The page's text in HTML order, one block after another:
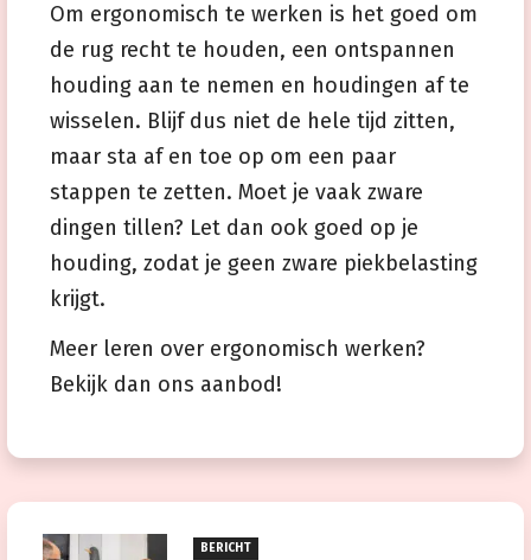
Om ergonomisch te werken is het goed om
de rug recht te houden, een ontspannen
houding aan te nemen en houdingen af te
wisselen. Blijf dus niet de hele tijd zitten,
maar sta af en toe op om een paar
stappen te zetten. Moet je vaak zware
dingen tillen? Let dan ook goed op je
houding, zodat je geen zware piekbelasting
krijgt.
Meer leren over ergonomisch werken?
Bekijk dan ons aanbod!
BERICHT